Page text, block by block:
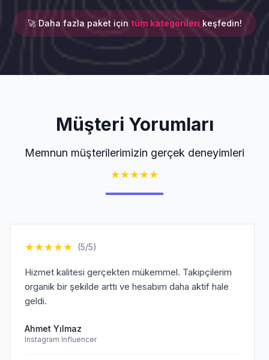
🚀 Daha fazla paket için tüm kategorilerikeşfedin!
Müşteri Yorumları
Memnun müşterilerimizin gerçek deneyimleri
★★★★★
★★★★★ (5/5)
Hizmet kalitesi gerçekten mükemmel. Takipçilerim
organik bir şekilde arttı ve hesabım daha aktif hale
geldi.
Ahmet Yılmaz
Instagram Influencer